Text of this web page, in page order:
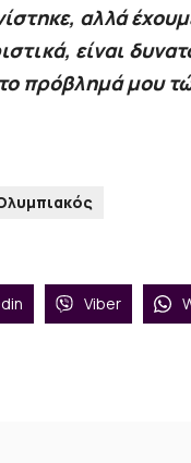
αλλά
είναι
πρόβλημά μου
Viber